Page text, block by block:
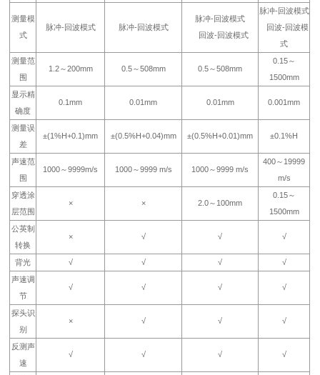
测量模
式
脉冲-回波模式 脉冲-回波模式
脉冲-回波模式
回波-回波模式
脉冲-回波模式
回波-回波模
式
测量范
围
1.2～200mm 0.5～508mm 0.5～508mm
0.15～
1500mm
显示精
确度
0.1mm 0.01mm 0.01mm 0.001mm
测量误
差
±(1%H+0.1)mm ±(0.5%H+0.04)mm ±(0.5%H+0.01)mm ±0.1%H
声速范
围
1000～9999m/s 1000～9999 m/s 1000～9999 m/s
400～19999
m/s
穿透涂
层范围
× × 2.0～100mm
0.15～
1500mm
公英制
转换
× √ √ √
背光 √ √ √
√
声速调
节
√ √ √ √
探头识
别
× √ √ √
反测声
速
√ √ √ √